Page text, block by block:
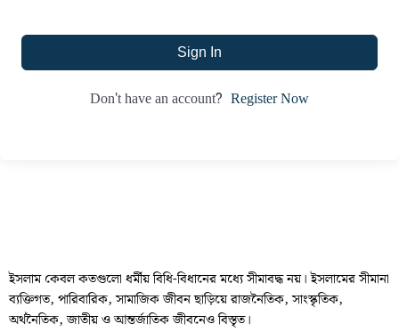
Sign In
Don't have an account? Register Now
ইসলাম কেবল কতগুলো ধর্মীয় বিধি-বিধানের মধ্যে সীমাবদ্ধ নয়। ইসলামের সীমানা
ব্যক্তিগত, পারিবারিক, সামাজিক জীবন ছাড়িয়ে রাজনৈতিক, সাংস্কৃতিক,
অর্থনৈতিক, জাতীয় ও আন্তর্জাতিক জীবনেও বিস্তৃত।